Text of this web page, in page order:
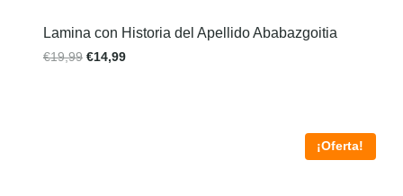
Lamina con Historia del Apellido Ababazgoitia
€19,99 €14,99
¡Oferta!